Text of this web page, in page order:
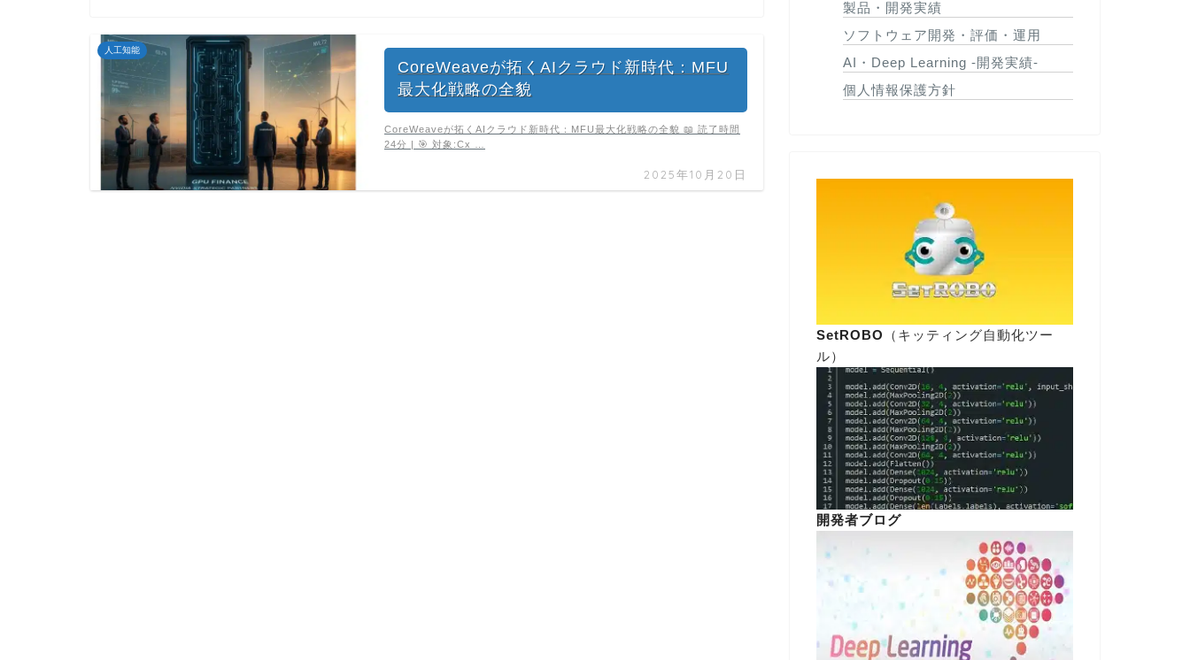
人工知能
CoreWeaveが拓くAIクラウド新時代：MFU
最大化戦略の全貌
2025年10月20日
CoreWeaveが拓くAIクラウド新時代：MFU最大化戦略の全貌 📖 読了時間
24分 | 🎯 対象:Cx …
製品・開発実績
ソフトウェア開発・評価・運用
AI・Deep Learning -開発実績-
個人情報保護方針
SetROBO
（キッティング自動化ツー
ル）
開発者ブログ